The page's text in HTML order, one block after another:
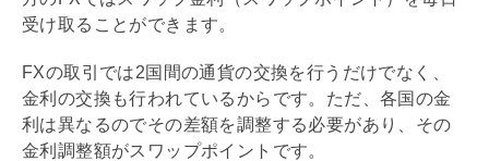
受け取ることができます。
FXの取引では2国間の通貨の交換を行うだけでなく、
金利の交換も行われているからです。ただ、各国の金
利は異なるのでその差額を調整する必要があり、その
金利調整額がスワップポイントです。